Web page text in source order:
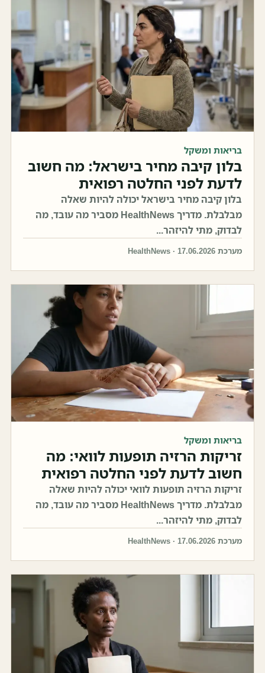
בריאות ומשקל
בלון קיבה מחיר בישראל: מה חשוב
לדעת לפני החלטה רפואית
בלון קיבה מחיר בישראל יכולה להיות שאלה
מבלבלת. מדריך HealthNews מסביר מה עובד, מה
לבדוק, מתי להיזהר...
מערכת HealthNews · 17.06.2026
בריאות ומשקל
זריקות הרזיה תופעות לוואי: מה
חשוב לדעת לפני החלטה רפואית
זריקות הרזיה תופעות לוואי יכולה להיות שאלה
מבלבלת. מדריך HealthNews מסביר מה עובד, מה
לבדוק, מתי להיזהר...
מערכת HealthNews · 17.06.2026